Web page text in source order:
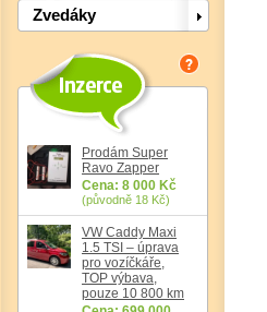
Zvedáky
Prodám Super
Ravo Zapper
Cena: 8 000 Kč
(původně 18 Kč)
VW Caddy Maxi
1.5 TSI – úprava
pro vozíčkáře,
TOP výbava,
pouze 10 800 km